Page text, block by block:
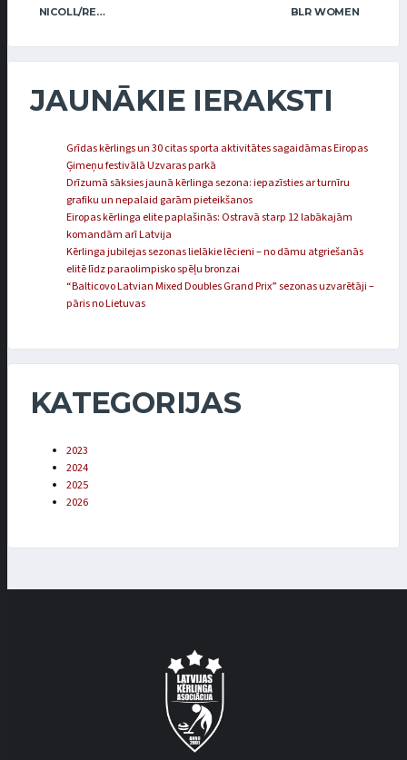
NICOLL/REGŽA BLR WOMEN
JAUNĀKIE IERAKSTI
Grīdas kērlings un 30 citas sporta aktivitātes sagaidāmas Eiropas
Ģimeņu festivālā Uzvaras parkā
Drīzumā sāksies jaunā kērlinga sezona: iepazīsties ar turnīru
grafiku un nepalaid garām pieteikšanos
Eiropas kērlinga elite paplašinās: Ostravā starp 12 labākajām
komandām arī Latvija
Kērlinga jubilejas sezonas lielākie lēcieni – no dāmu atgriešanās
elitē līdz paraolimpisko spēļu bronzai
“Balticovo Latvian Mixed Doubles Grand Prix” sezonas uzvarētāji –
pāris no Lietuvas
KATEGORIJAS
2023
2024
2025
2026